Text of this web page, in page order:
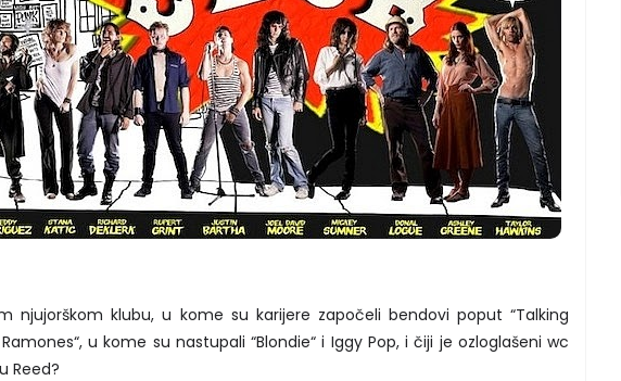
njujorškom klubu, u kome su karijere započeli bendovi poput “Talking
Ramones“, u kome su nastupali “Blondie“ i Iggy Pop, i čiji je ozloglašeni wc
Reed?